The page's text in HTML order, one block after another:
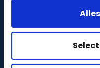
Camerabewaking per
Gratis VvE-